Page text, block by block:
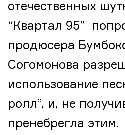
отечественных
“Квартал 95”
продюсера
Согомонова
использование
ролл”, и, не
пренебрегла этим.